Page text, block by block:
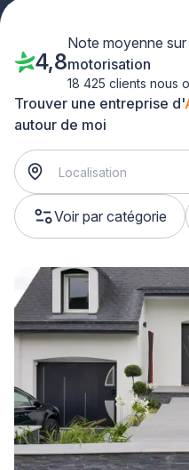
Trouver une entreprise d'
autour de moi
Voir par catégorie
4,8
Note moyenne
motorisation
18 425 clients nous